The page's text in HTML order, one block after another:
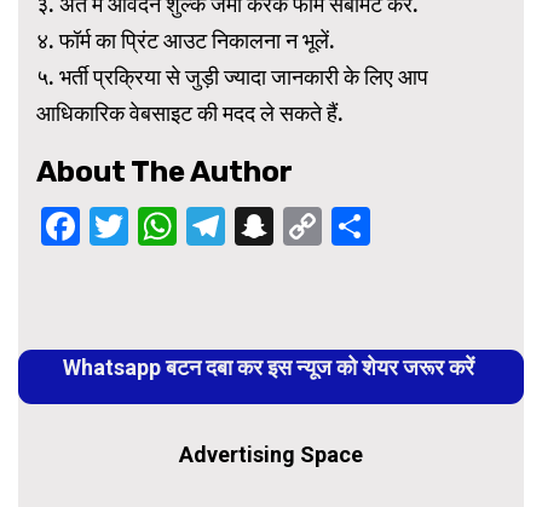
४. फॉर्म का प्रिंट आउट निकालना न भूलें.
५. भर्ती प्रक्रिया से जुड़ी ज्यादा जानकारी के लिए आप
आधिकारिक वेबसाइट की मदद ले सकते हैं.
About The Author
Facebook
Twitter
WhatsApp
Telegram
Snapchat
Copy
Reading
Whatsapp बटन दबा कर इस न्यूज को शेयर जरूर करें
Advertising Space